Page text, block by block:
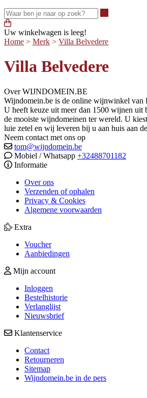
Uw winkelwagen is leeg!
Home > Merk > Villa Belvedere
Villa Belvedere
Over WIJNDOMEIN.BE
Wijndomein.be is de online wijnwinkel van
U heeft keuze uit meer dan 1500 wijnen uit
de mooiste wijndomeinen ter wereld. U
luie zetel en wij leveren bij u aan huis aan
Neem contact met ons op
tom@wijndomein.be
Mobiel / Whatsapp +32488701182
Informatie
Over ons
Verzenden of ophalen
Privacy & Cookies
Algemene voorwaarden
Extra
Voucher
Aanbiedingen
Mijn account
Inloggen
Bestelhistorie
Verlanglijst
Nieuwsbrief
Klantenservice
Contact
Retourneren
Sitemap
Wijndomein.be in de pers